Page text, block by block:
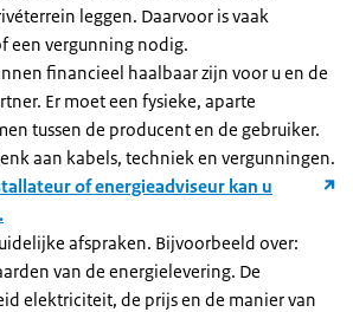
leggen. Daarvoor is vaak
een vergunning nodig.
financieel haalbaar zijn voor u en de
Er moet een fysieke, aparte
tussen de producent en de gebruiker.
aan kabels, techniek en vergunningen.
of energieadviseur kan u
afspraken. Bijvoorbeeld over:
van de energielevering. De
elektriciteit, de prijs en de manier van